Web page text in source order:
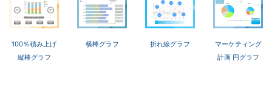
100％積み上げ
縦棒グラフ
横棒グラフ 折れ線グラフ
マーケティング
計画 円グラフ